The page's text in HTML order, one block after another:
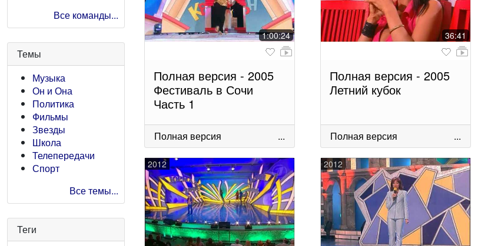
Все команды...
Темы
Музыка
Он и Она
Политика
Фильмы
Звезды
Школа
Телепередачи
Спорт
Все темы...
Теги
1:00:24
Полная версия - 2005
Фестиваль в Сочи
Часть 1
Полная версия ...
36:41
Полная версия - 2005
Летний кубок
Полная версия ...
2012 2012